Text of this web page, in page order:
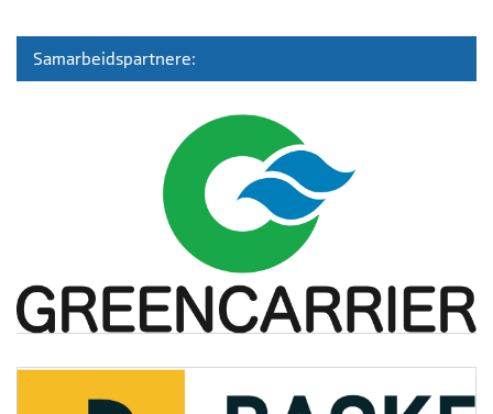
Samarbeidspartnere: